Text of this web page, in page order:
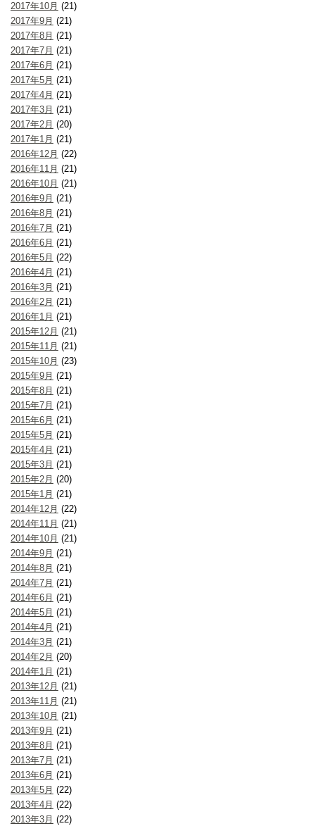
2017年10月 (21)
2017年9月 (21)
2017年8月 (21)
2017年7月 (21)
2017年6月 (21)
2017年5月 (21)
2017年4月 (21)
2017年3月 (21)
2017年2月 (20)
2017年1月 (21)
2016年12月 (22)
2016年11月 (21)
2016年10月 (21)
2016年9月 (21)
2016年8月 (21)
2016年7月 (21)
2016年6月 (21)
2016年5月 (22)
2016年4月 (21)
2016年3月 (21)
2016年2月 (21)
2016年1月 (21)
2015年12月 (21)
2015年11月 (21)
2015年10月 (23)
2015年9月 (21)
2015年8月 (21)
2015年7月 (21)
2015年6月 (21)
2015年5月 (21)
2015年4月 (21)
2015年3月 (21)
2015年2月 (20)
2015年1月 (21)
2014年12月 (22)
2014年11月 (21)
2014年10月 (21)
2014年9月 (21)
2014年8月 (21)
2014年7月 (21)
2014年6月 (21)
2014年5月 (21)
2014年4月 (21)
2014年3月 (21)
2014年2月 (20)
2014年1月 (21)
2013年12月 (21)
2013年11月 (21)
2013年10月 (21)
2013年9月 (21)
2013年8月 (21)
2013年7月 (21)
2013年6月 (21)
2013年5月 (22)
2013年4月 (22)
2013年3月 (22)